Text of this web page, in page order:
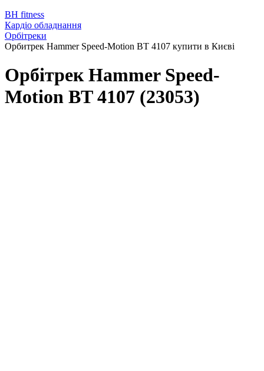
BH fitness
Кардіо обладнання
Орбітреки
Орбитрек Hammer Speed-Motion BT 4107 купити в Києві
Орбітрек Hammer Speed-
Motion BT 4107 (23053)